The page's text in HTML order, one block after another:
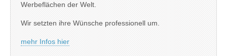
Werbeflächen der Welt.
Wir setzten ihre Wünsche professionell um.
mehr Infos hier